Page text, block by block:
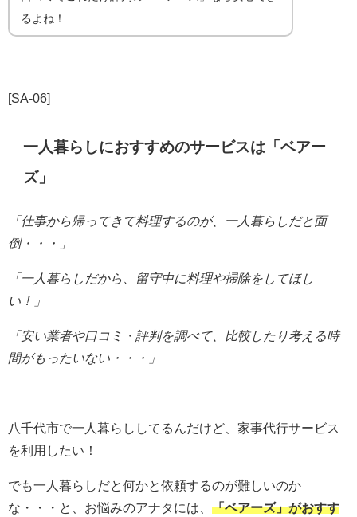
るよね！
[SA-06]
一人暮らしにおすすめのサービスは「ベアー
ズ」
「仕事から帰ってきて料理するのが、一人暮らしだと面
倒・・・」
「一人暮らしだから、留守中に料理や掃除をしてほし
い！」
「安い業者や口コミ・評判を調べて、比較したり考える時
間がもったいない・・・」
八千代市で一人暮らししてるんだけど、家事代行サービス
を利用したい！
でも一人暮らしだと何かと依頼するのが難しいのか
な・・・と、お悩みのアナタには、 「ベアーズ」がおすす